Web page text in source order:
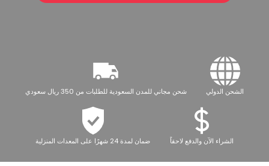
الشحن الدولي شحن مجاني للمدن السعودية للطلبات من 350 ريال سعودي
الشراء الآن والدفع لاحقاً ضمان لمدة 24 شهرًا على المعدات المنزلية